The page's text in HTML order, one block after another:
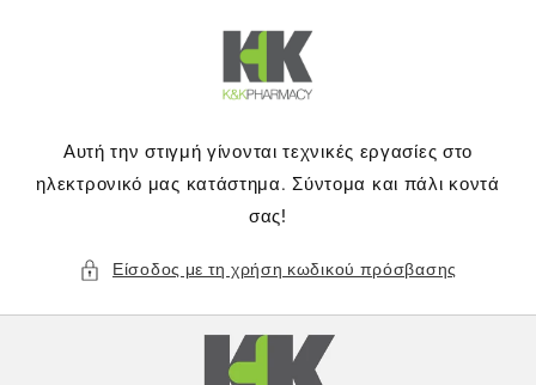
Αυτή την στιγμή γίνονται τεχνικές εργασίες στο
ηλεκτρονικό μας κατάστημα. Σύντομα και πάλι κοντά
σας!
Είσοδος με τη χρήση κωδικού πρόσβασης